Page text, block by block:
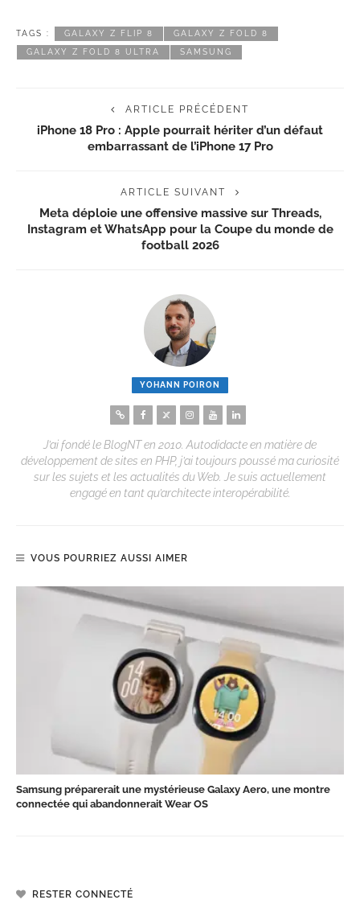
TAGS : GALAXY Z FLIP 8 GALAXY Z FOLD 8
GALAXY Z FOLD 8 ULTRA SAMSUNG
ARTICLE PRÉCÉDENT
iPhone 18 Pro : Apple pourrait hériter d’un défaut
embarrassant de l’iPhone 17 Pro
ARTICLE SUIVANT
Meta déploie une offensive massive sur Threads,
Instagram et WhatsApp pour la Coupe du monde de
football 2026
YOHANN POIRON
J’ai fondé le BlogNT en 2010. Autodidacte en matière de
développement de sites en PHP, j’ai toujours poussé ma curiosité
sur les sujets et les actualités du Web. Je suis actuellement
engagé en tant qu’architecte interopérabilité.
VOUS POURRIEZ AUSSI AIMER
Samsung préparerait une mystérieuse Galaxy Aero, une montre
connectée qui abandonnerait Wear OS
RESTER CONNECTÉ